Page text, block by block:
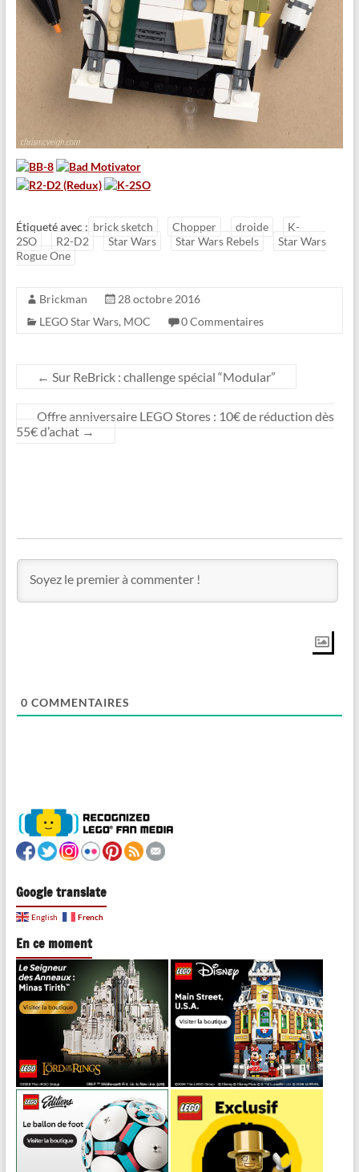
Étiqueté avec : brick sketch Chopper droide
K-
2SO
R2-D2 Star Wars Star Wars Rebels
Star Wars
Rogue One
Brickman
28 octobre 2016
LEGO Star Wars, MOC 0 Commentaires
← Sur ReBrick : challenge spécial “Modular”
Offre anniversaire LEGO Stores : 10€ de réduction dès
55€ d’achat →
0 COMMENTAIRES
Google translate
English French
En ce moment